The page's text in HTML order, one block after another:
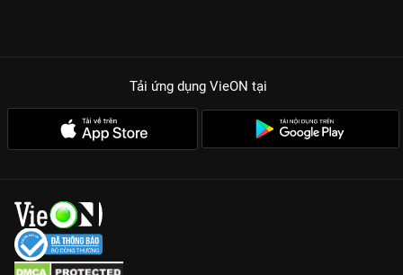
Tải ứng dụng VieON tại